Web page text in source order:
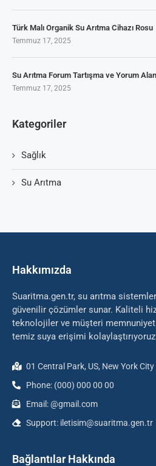
Türk Malı Organik Su Arıtma Cihazı Rosu
Temmuz 17, 2025
Su Arıtma Forum Tartışma ve Yorum
Temmuz 17, 2025
Kategoriler
Sağlık
Su Arıtma
Hakkımızda
Suaritma.gen.tr, su arıtma
güvenilir çözümler sunar. Kaliteli
teknolojiler ve müşteri memnuniyeti
temiz suya erişimi
01 Central Park, US, New York City
Phone: (000) 000 00 00
Email: @gmail.com
Support: iletisim@suaritma.gen.tr
Bağlantılar Hakkında